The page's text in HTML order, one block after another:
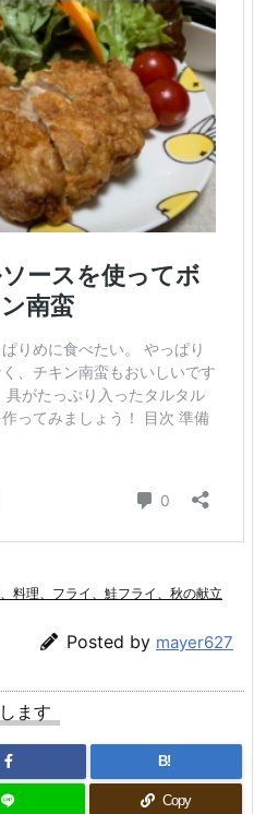
料理、フライ、鮭フライ、秋の献立
Posted by mayer627
ます
B!
Copy